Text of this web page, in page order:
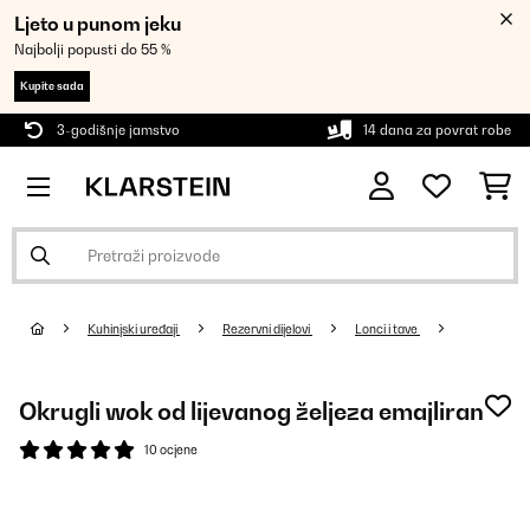
Ljeto u punom jeku
Najbolji popusti do 55 %
Kupite sada
3-godišnje jamstvo 14 dana za povrat robe
Kuhinjski uređaji Rezervni dijelovi Lonci i tave
Okrugli wok od lijevanog željeza emajliran
10 ocjene